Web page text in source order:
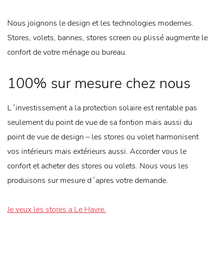
Nous joignons le design et les technologies modernes.
Stores, volets, bannes, stores screen ou plissé augmente le
confort de votre ménage ou bureau.
100% sur mesure chez nous
L´investissement a la protection solaire est rentable pas
seulement du point de vue de sa fontion mais aussi du
point de vue de design – les stores ou volet harmonisent
vos intérieurs mais extérieurs aussi. Accorder vous le
confort et acheter des stores ou volets. Nous vous les
produisons sur mesure d´apres votre demande.
Je veux les stores a Le Havre.